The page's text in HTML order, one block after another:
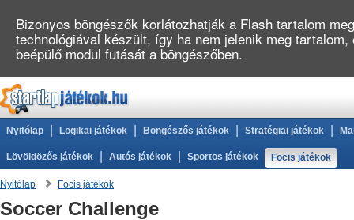
Nyitólap Logikai játékok Böngészős játékok Stratégiai játékok
Lövöldözős játékok Autós játékok Sportos játékok Focis játékok
Nyitólap Focis játékok
Soccer Challenge
Bizonyos böngészők korlátozhatják a Flash tartalom
technológiával készült, így ha nem jelenik meg
beépülő modul futását a böngészőben.